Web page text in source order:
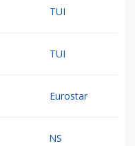
TUI
TUI
Eurostar
NS